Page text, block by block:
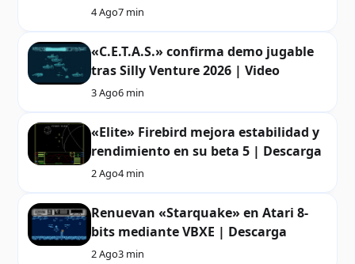
4 Ago7 min
«C.E.T.A.S.» confirma demo jugable
tras Silly Venture 2026 | Video
3 Ago6 min
«Elite» Firebird mejora estabilidad y
rendimiento en su beta 5 | Descarga
2 Ago4 min
Renuevan «Starquake» en Atari 8-
bits mediante VBXE | Descarga
2 Ago3 min